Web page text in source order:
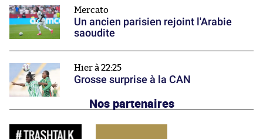
Mercato
Un ancien parisien rejoint l'Arabie
saoudite
Hier à 22:25
Grosse surprise à la CAN
Nos partenaires